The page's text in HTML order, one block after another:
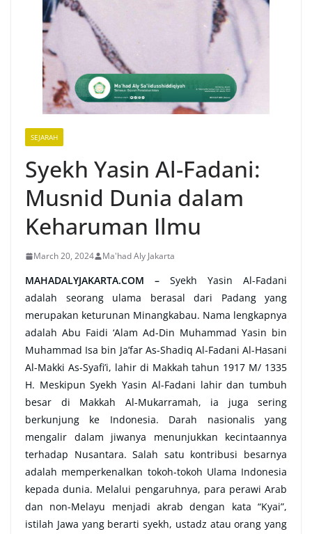
SEJARAH
Syekh Yasin Al-Fadani:
Musnid Dunia dalam
Keharuman Ilmu
March 20, 2024 Ma'had Aly Jakarta
MAHADALYJAKARTA.COM – Syekh Yasin Al-Fadani
adalah seorang ulama berasal dari Padang yang
merupakan keturunan Minangkabau. Nama lengkapnya
adalah Abu Faidi ‘Alam Ad-Din Muhammad Yasin bin
Muhammad Isa bin Ja’far As-Shadiq Al-Fadani Al-Hasani
Al-Makki As-Syafi’i, lahir di Makkah tahun 1917 M/ 1335
H. Meskipun Syekh Yasin Al-Fadani lahir dan tumbuh
besar di Makkah Al-Mukarramah, ia juga sering
berkunjung ke Indonesia. Darah nasionalis yang
mengalir dalam jiwanya menunjukkan kecintaannya
terhadap Nusantara. Salah satu kontribusi besarnya
adalah memperkenalkan tokoh-tokoh Ulama Indonesia
kepada dunia. Melalui pengaruhnya, para perawi Arab
dan non-Melayu menjadi akrab dengan kata “Kyai”,
istilah Jawa yang berarti syekh, ustadz atau orang yang